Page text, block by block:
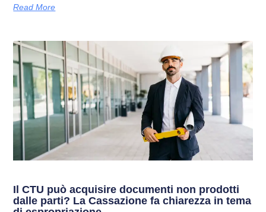
Read More
Il CTU può acquisire documenti non prodotti
dalle parti? La Cassazione fa chiarezza in tema